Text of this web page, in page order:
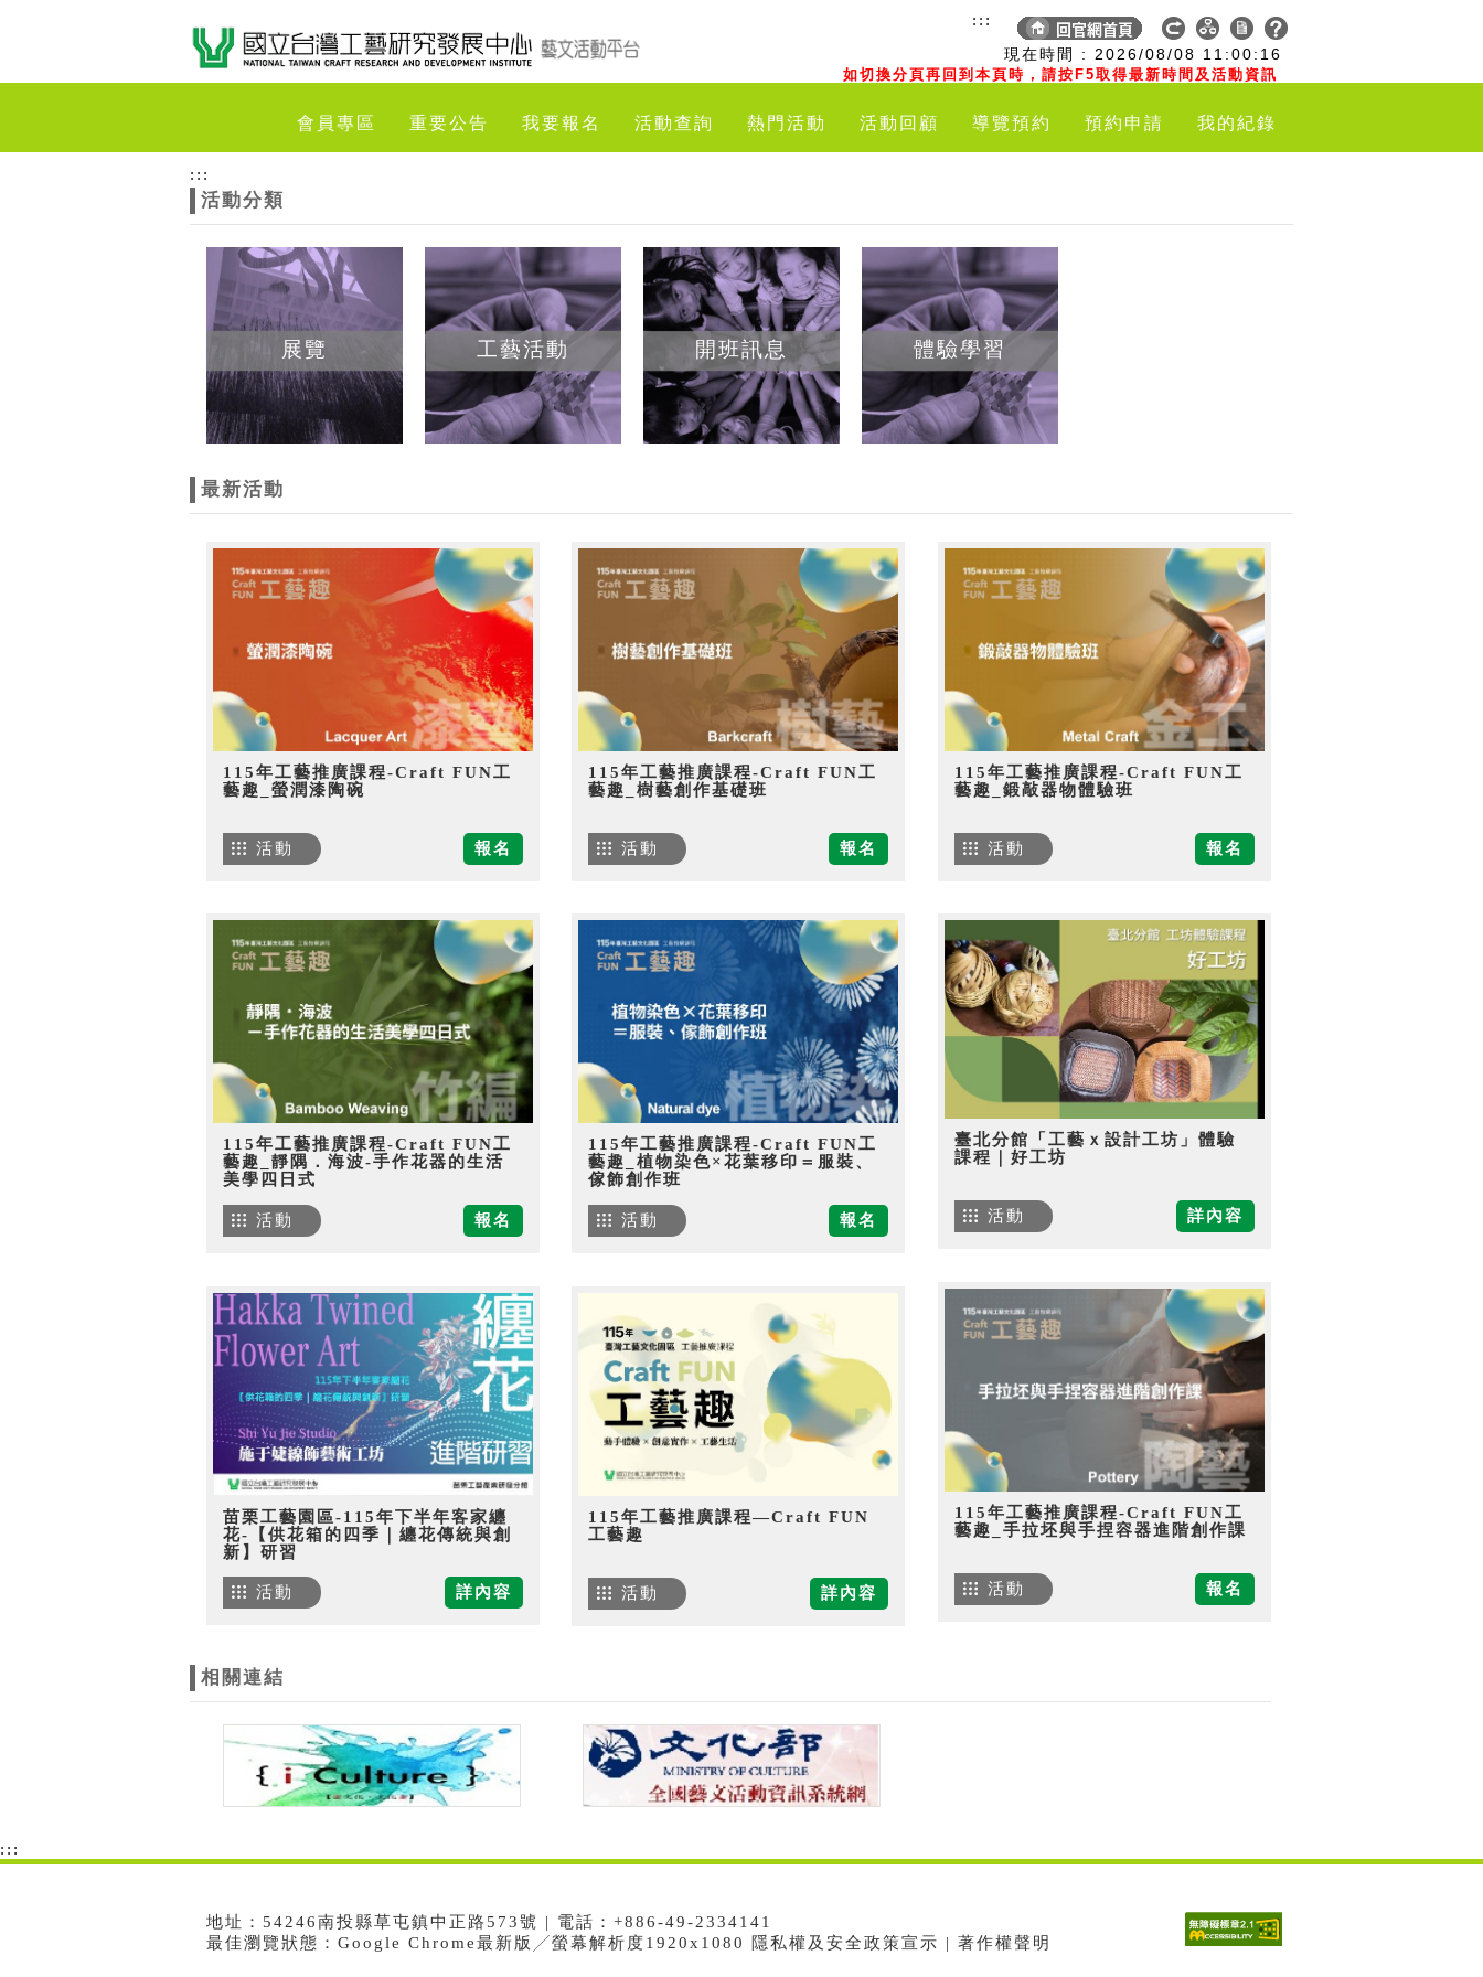
現在時間 : 2026/08/08 11:00:17
如切換分頁再回到本頁時，請按F5取得最新時間及活動資訊
:::
會員專區 重要公告 我要報名 活動查詢 熱門活動 活動回顧 導覽預約 預約申請 我的紀錄
:::
活動分類
展覽 工藝活動 開班訊息 體驗學習
最新活動
115年工藝推廣課程-Craft FUN工
藝趣_螢潤漆陶碗
報名
活動
115年工藝推廣課程-Craft FUN工
藝趣_樹藝創作基礎班
報名
活動
115年工藝推廣課程-Craft FUN工
藝趣_鍛敲器物體驗班
報名
活動
115年工藝推廣課程-Craft FUN工
藝趣_靜隅．海波-手作花器的生活
美學四日式
報名
活動
115年工藝推廣課程-Craft FUN工
藝趣_植物染色×花葉移印＝服裝、
傢飾創作班
報名
活動
臺北分館「工藝ｘ設計工坊」體驗
課程｜好工坊
詳內容
活動
115年工藝推廣課程-Craft FUN工
藝趣_手拉坯與手捏容器進階創作課
報名
活動
苗栗工藝園區-115年下半年客家纏
花-【供花箱的四季｜纏花傳統與創
新】研習
詳內容
活動
115年工藝推廣課程—Craft FUN
工藝趣
詳內容
活動
相關連結
:::
地址：54246南投縣草屯鎮中正路573號 | 電話：+886-49-2334141
最佳瀏覽狀態：Google Chrome最新版╱螢幕解析度1920x1080 隱私權及安全政策宣示 | 著作權聲明